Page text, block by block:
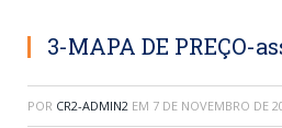
3-MAPA DE PREÇO-
POR CR2-ADMIN2 EM 7 DE NOVEMBRO DE